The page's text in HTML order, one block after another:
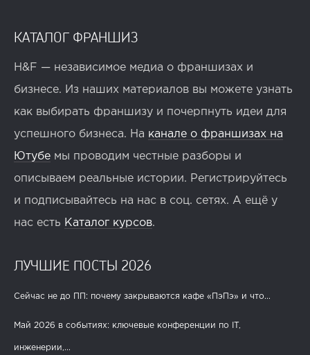
КАТАЛОГ ФРАНШИЗ
H&F — независимое медиа о франшизах и
бизнесе. Из наших материалов вы можете узнать
как выбирать франшизу и почерпнуть идеи для
успешного бизнеса. На канале о франшизах на
Ютубе мы проводим честные разборы и
описываем реальные истории. Регистрируйтесь
и подписывайтесь на нас в соц. сетях. А ещё у
нас есть Каталог курсов.
ЛУЧШИЕ ПОСТЫ 2026
Сейчас не до ПП: почему закрываются кафе «ПэПэ» и что...
Май 2026 в событиях: ключевые конференции по IT,
инженерии,...